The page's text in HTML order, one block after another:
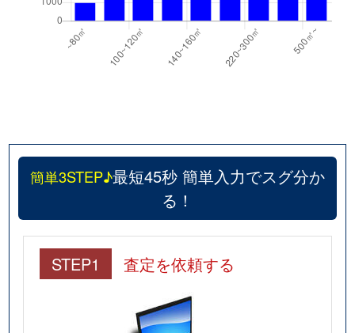
簡単3STEP♪最短45秒 簡単入力でスグ分か
る！
STEP1 査定を依頼する